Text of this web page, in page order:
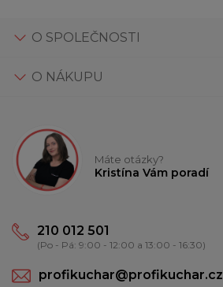
O SPOLEČNOSTI
O NÁKUPU
Máte otázky?
Kristína Vám poradí
210 012 501
(Po - Pá: 9:00 - 12:00 a 13:00 - 16:30)
profikuchar@profikuchar.cz